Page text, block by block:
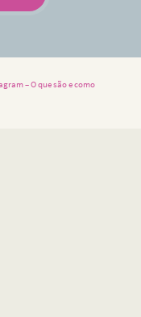
– O que são e como